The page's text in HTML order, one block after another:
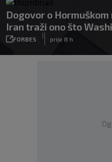
Dogovor o
Iran traži ono što
FORBES
|
prije 8 h